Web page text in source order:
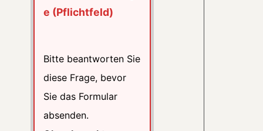
e (Pflichtfeld)
Bitte beantworten Sie
diese Frage, bevor
Sie das Formular
absenden.